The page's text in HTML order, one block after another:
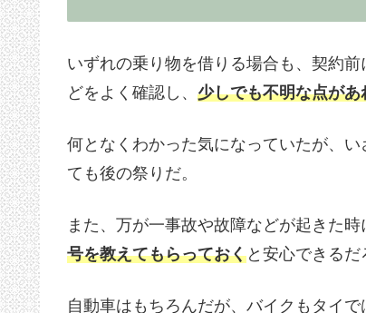
いずれの乗り物を借りる場合も、契約
どをよく確認し、 少しでも不明な点が
何となくわかった気になっていたが、
ても後の祭りだ。
また、万が一事故や故障などが起きた時
号を教えてもらっておくと安心できるだ
自動車はもちろんだが、バイクもタイ